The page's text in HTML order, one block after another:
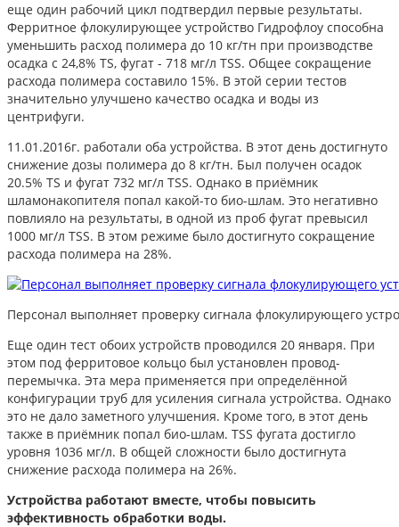
еще один рабочий цикл подтвердил первые результаты.
Ферритное флокулирующее устройство Гидрофлоу способна
уменьшить расход полимера до 10 кг/тн при производстве
осадка с 24,8% TS, фугат - 718 мг/л TSS. Общее сокращение
расхода полимера составило 15%. В этой серии тестов
значительно улучшено качество осадка и воды из
центрифуги.
11.01.2016г. работали оба устройства. В этот день достигнуто
снижение дозы полимера до 8 кг/тн. Был получен осадок
20.5% TS и фугат 732 мг/л TSS. Однако в приёмник
шламонакопителя попал какой-то био-шлам. Это негативно
повлияло на результаты, в одной из проб фугат превысил
1000 мг/л TSS. В этом режиме было достигнуто сокращение
расхода полимера на 28%.
Персонал выполняет проверку сигнала флокулирующего
Еще один тест обоих устройств проводился 20 января. При
этом под ферритовое кольцо был установлен провод-
перемычка. Эта мера применяется при определённой
конфигурации труб для усиления сигнала устройства. Однако
это не дало заметного улучшения. Кроме того, в этот день
также в приёмник попал био-шлам. TSS фугата достигло
уровня 1036 мг/л. В общей сложности было достигнута
снижение расхода полимера на 26%.
Устройства работают вместе, чтобы повысить
эффективность обработки воды.